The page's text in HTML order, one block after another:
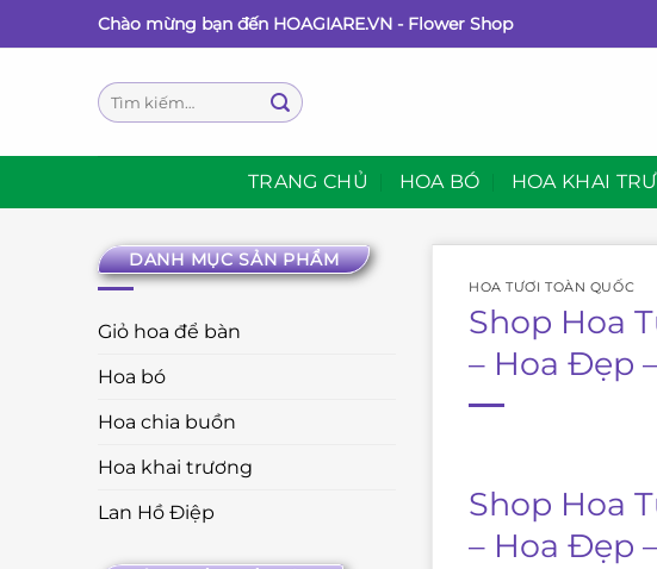
qua
Chào mừng bạn đến HOAGIARE.VN - Flower Shop
Tìm
kiếm:
TRANG CHỦ HOA BÓ HOA KHAI
DANH MỤC SẢN PHẨM
Giỏ hoa để bàn
Hoa bó
Hoa chia buồn
Hoa khai trương
Lan Hồ Điệp
HOA TƯƠI TOÀN QUỐC
Shop Hoa
– Hoa Đẹp
Shop Hoa
– Hoa Đẹp